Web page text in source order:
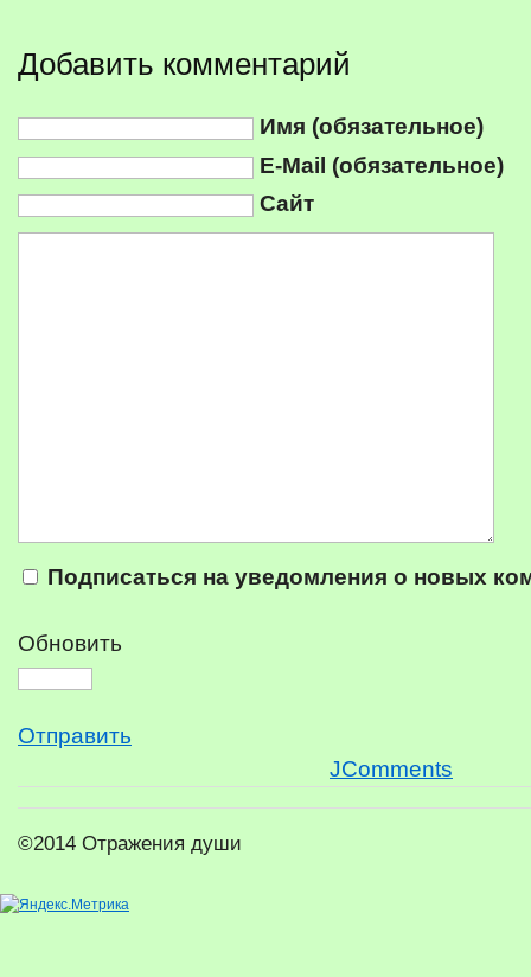
Добавить комментарий
Имя (обязательное)
E-Mail (обязательное)
Сайт
Подписаться на уведомления о новых
Обновить
Отправить
JComments
©2014 Отражения души